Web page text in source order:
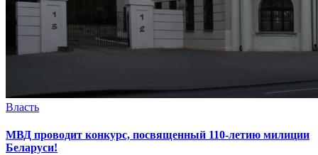
Власть
МВД проводит конкурс, посвященный 110-летию милиции
Беларуси!